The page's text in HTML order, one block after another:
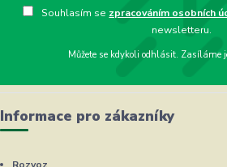
Souhlasím se zpracováním osobních
newsletteru.
Můžete se kdykoli odhlásit. Zasíláme
Informace pro zákazníky